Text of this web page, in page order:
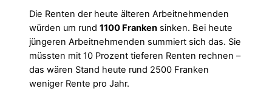
Die Renten der heute älteren Arbeitnehmenden
würden um rund 1100 Franken sinken. Bei heute
jüngeren Arbeitnehmenden summiert sich das. Sie
müssten mit 10 Prozent tieferen Renten rechnen –
das wären Stand heute rund 2500 Franken
weniger Rente pro Jahr.